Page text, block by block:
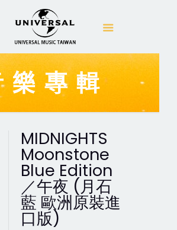
樂專輯
MIDNIGHTS
Moonstone
Blue Edition
／午夜 (月石
藍 歐洲原裝進
口版)